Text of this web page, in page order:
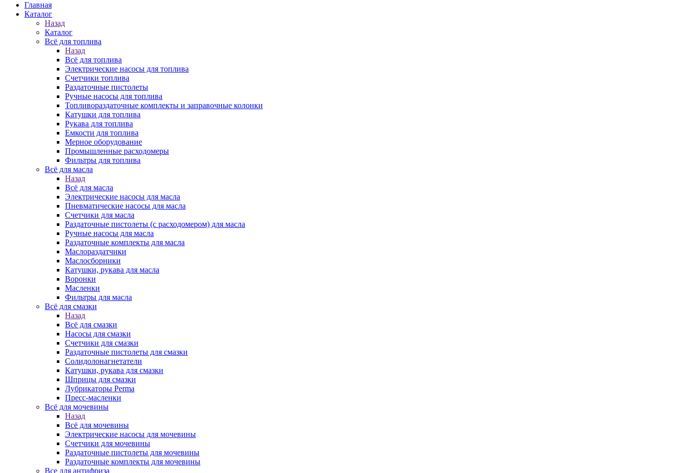
Главная
Каталог
Назад
Каталог
Всё для топлива
Назад
Всё для топлива
Электрические насосы для топлива
Счетчики топлива
Раздаточные пистолеты
Ручные насосы для топлива
Топливораздаточные комплекты и заправочные колонки
Катушки для топлива
Рукава для топлива
Емкости для топлива
Мерное оборудование
Промышленные расходомеры
Фильтры для топлива
Всё для масла
Назад
Всё для масла
Электрические насосы для масла
Пневматические насосы для масла
Счетчики для масла
Раздаточные пистолеты (с расходомером) для масла
Ручные насосы для масла
Раздаточные комплекты для масла
Маслораздатчики
Маслосборники
Катушки, рукава для масла
Воронки
Масленки
Фильтры для масла
Всё для смазки
Назад
Всё для смазки
Насосы для смазки
Счетчики для смазки
Раздаточные пистолеты для смазки
Солидолонагнетатели
Катушки, рукава для смазки
Шприцы для смазки
Лубрикаторы Perma
Пресс-масленки
Всё для мочевины
Назад
Всё для мочевины
Электрические насосы для мочевины
Счетчики для мочевины
Раздаточные пистолеты для мочевины
Раздаточные комплекты для мочевины
Все для антифриза